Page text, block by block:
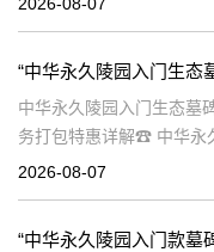
中华永久陵园入门生态墓
务打包特惠详解☎ 中华永
5063中华永久陵园作为国
2026-08-07